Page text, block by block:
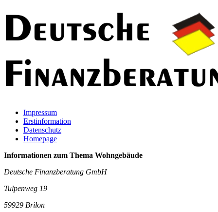
Impressum
Erstinformation
Datenschutz
Homepage
Informationen zum Thema Wohngebäude
Deutsche Finanzberatung GmbH
Tulpenweg 19
59929 Brilon